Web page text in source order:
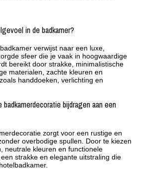
in de badkamer?
verwijst naar een luxe,
sfeer die je vaak in hoogwaardige
bereikt door strakke, minimalistische
materialen, zachte kleuren en
handdoeken, verlichting en
badkamerdecoratie bijdragen aan een
zorgt voor een rustige en
overbodige spullen. Door te kiezen
neutrale kleuren en functionele
strakke en elegante uitstraling die